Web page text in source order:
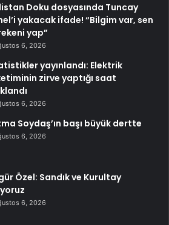
Doku dosyasında Tuncay
yakacak ifade! “Bilgim var, sen
yap”
6, 2026
yayınlandı: Elektrik
zirve yaptığı saat
6, 2026
Soydaş’ın başı büyük dertte
6, 2026
Özel: Sandık ve Kurultay
6, 2026